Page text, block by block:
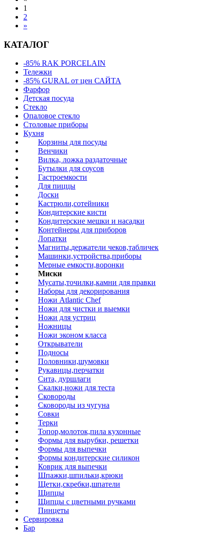
1
2
»
КАТАЛОГ
-85% RAK PORCELAIN
Тележки
-85% GURAL от цен САЙТА
Фарфор
Детская посуда
Стекло
Опаловое стекло
Столовые приборы
Кухня
Корзины для посуды
Венчики
Вилка, ложка раздаточные
Бутылки для соусов
Гастроемкости
Для пиццы
Доски
Кастрюли,сотейники
Кондитерские кисти
Кондитерские мешки и насадки
Контейнеры для приборов
Лопатки
Магниты,держатели чеков,табличек
Машинки,устройства,приборы
Мерные емкости,воронки
Миски
Мусаты,точилки,камни для правки
Наборы для декорирования
Ножи Atlantic Chef
Ножи для чистки и выемки
Ножи для устриц
Ножницы
Ножи эконом класса
Открыватели
Подносы
Половники,шумовки
Рукавицы,перчатки
Сита, дуршлаги
Скалки,ножи для теста
Сковороды
Сковороды из чугуна
Совки
Терки
Топор,молоток,пила кухонные
Формы для вырубки, решетки
Формы для выпечки
Формы кондитерские силикон
Коврик для выпечки
Шпажки,шпильки,крюки
Щетки,скребки,шпатели
Щипцы
Щипцы с цветными ручками
Пинцеты
Сервировка
Бар